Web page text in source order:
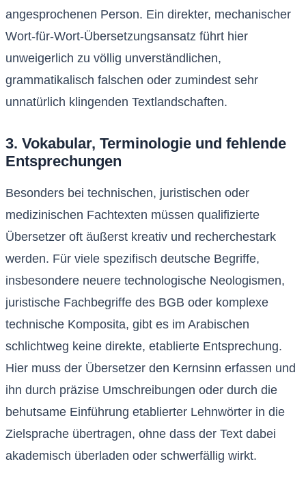
angesprochenen Person. Ein direkter, mechanischer
Wort-für-Wort-Übersetzungsansatz führt hier
unweigerlich zu völlig unverständlichen,
grammatikalisch falschen oder zumindest sehr
unnatürlich klingenden Textlandschaften.
3. Vokabular, Terminologie und fehlende
Entsprechungen
Besonders bei technischen, juristischen oder
medizinischen Fachtexten müssen qualifizierte
Übersetzer oft äußerst kreativ und recherchestark
werden. Für viele spezifisch deutsche Begriffe,
insbesondere neuere technologische Neologismen,
juristische Fachbegriffe des BGB oder komplexe
technische Komposita, gibt es im Arabischen
schlichtweg keine direkte, etablierte Entsprechung.
Hier muss der Übersetzer den Kernsinn erfassen und
ihn durch präzise Umschreibungen oder durch die
behutsame Einführung etablierter Lehnwörter in die
Zielsprache übertragen, ohne dass der Text dabei
akademisch überladen oder schwerfällig wirkt.